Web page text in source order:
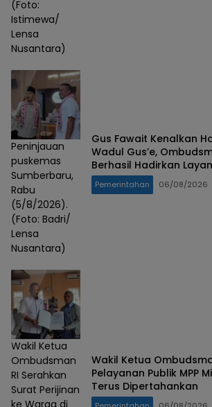
(Foto:
Istimewa/
Lensa
Nusantara)
Peninjauan
puskemas
Sumberbaru,
Rabu
(5/8/2026).
(Foto: Badri/
Lensa
Nusantara)
Gus Fawait Kenalkan
Wadul Gus’e,
Berhasil Hadirkan
Pemerintahan 06/08/2026
Wakil Ketua
Ombudsman
RI Serahkan
Surat Perijinan
Wakil Ketua
Pelayanan Publik MPP
Terus Dipertahankan